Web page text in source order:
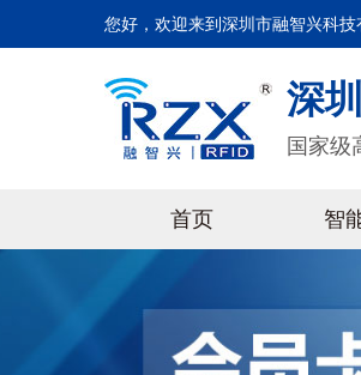
您好，欢迎来到深圳市融智兴科技
深
国家
首页 智